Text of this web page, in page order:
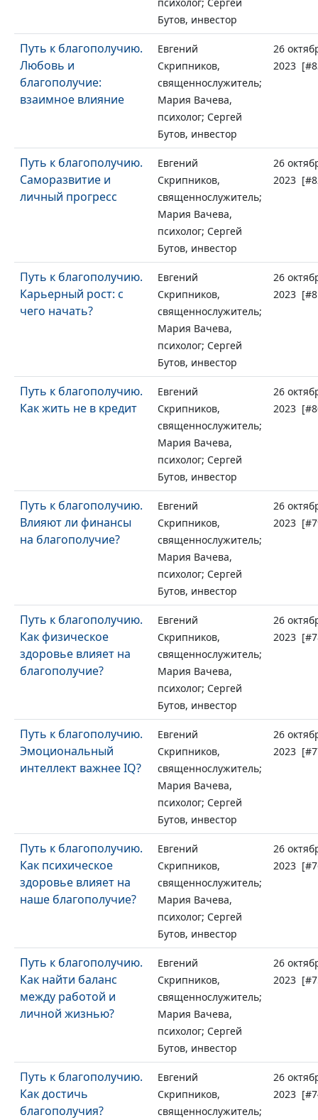
Бутов, инвестор
Путь к благополучию.
Любовь и
благополучие:
взаимное влияние
Евгений
Скрипников,
священнослужитель;
Мария Вачева,
психолог; Сергей
Бутов, инвестор
26
2023
Путь к благополучию.
Саморазвитие и
личный прогресс
Евгений
Скрипников,
священнослужитель;
Мария Вачева,
психолог; Сергей
Бутов, инвестор
26
2023
Путь к благополучию.
Карьерный рост: с
чего начать?
Евгений
Скрипников,
священнослужитель;
Мария Вачева,
психолог; Сергей
Бутов, инвестор
26
2023
Путь к благополучию.
Как жить не в кредит
Евгений
Скрипников,
священнослужитель;
Мария Вачева,
психолог; Сергей
Бутов, инвестор
26
2023
Путь к благополучию.
Влияют ли финансы
на благополучие?
Евгений
Скрипников,
священнослужитель;
Мария Вачева,
психолог; Сергей
Бутов, инвестор
26
2023
Путь к благополучию.
Как физическое
здоровье влияет на
благополучие?
Евгений
Скрипников,
священнослужитель;
Мария Вачева,
психолог; Сергей
Бутов, инвестор
26
2023
Путь к благополучию.
Эмоциональный
интеллект важнее IQ?
Евгений
Скрипников,
священнослужитель;
Мария Вачева,
психолог; Сергей
Бутов, инвестор
26
2023
Путь к благополучию.
Как психическое
здоровье влияет на
наше благополучие?
Евгений
Скрипников,
священнослужитель;
Мария Вачева,
психолог; Сергей
Бутов, инвестор
26
2023
Путь к благополучию.
Как найти баланс
между работой и
личной жизнью?
Евгений
Скрипников,
священнослужитель;
Мария Вачева,
психолог; Сергей
Бутов, инвестор
26
2023
Путь к благополучию.
Как достичь
благополучия?
Евгений
Скрипников,
священнослужитель;
26
2023